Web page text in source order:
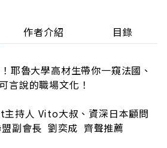
作者介紹 目錄
耶魯大學高材生帶你一窺法國、
言說的職場文化！
主持人 Vito大叔、資深日本顧問
副會長 劉奕成 齊聲推薦